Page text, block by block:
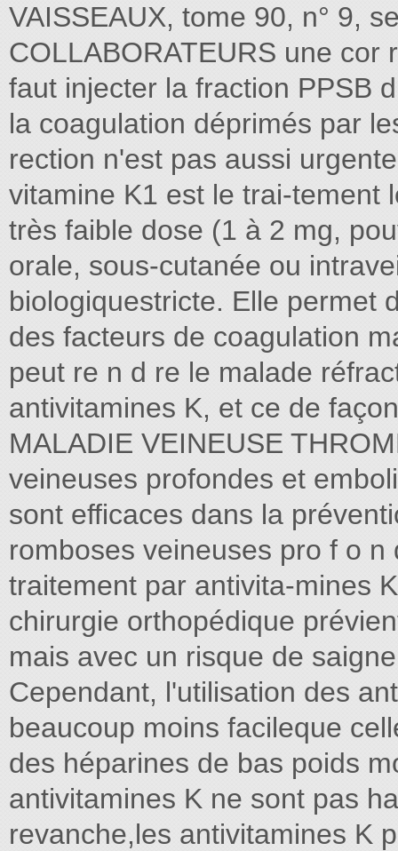
VAISSEAUX, tome 90, n° 9,
COLLABORATEURS une
faut injecter la fraction PPSB
la coagulation déprimés par
rection n'est pas aussi
vitamine K1 est le trai-tement
très faible dose (1 à 2 mg,
orale, sous-cutanée ou
biologiquestricte. Elle permet
des facteurs de coagulation
peut re n d re le malade
antivitamines K, et ce de
MALADIE VEINEUSE
veineuses profondes et
sont efficaces dans la
romboses veineuses pro f o
traitement par antivita-mines
chirurgie orthopédique
mais avec un risque de
Cependant, l'utilisation des
beaucoup moins facileque
des héparines de bas poids
antivitamines K ne sont pas
revanche,les antivitamines K